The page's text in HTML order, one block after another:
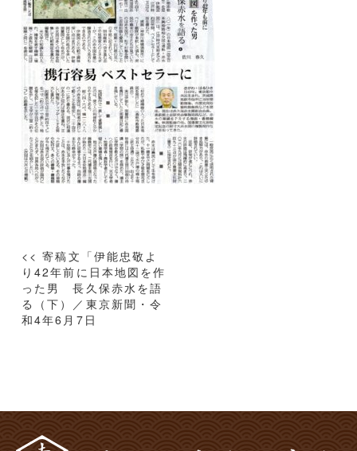
投
稿
ナ
ビ
ン
<< 寄稿文「伊能忠敬よ
り42年前に日本地図を作
った男 長久保赤水を語
る（下）／東京新聞・令
和4年6月7日